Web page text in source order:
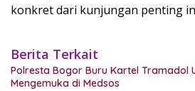
konkret dari kunjungan penting
Berita Terkait
Polresta Bogor Buru Kartel Tramadol
Mengemuka di Medsos